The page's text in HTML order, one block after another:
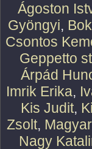
Ágoston
Gyöngyi,
Csontos
Geppetto
Árpád
Imrik Erika,
Kis Judit,
Zsolt,
Nagy